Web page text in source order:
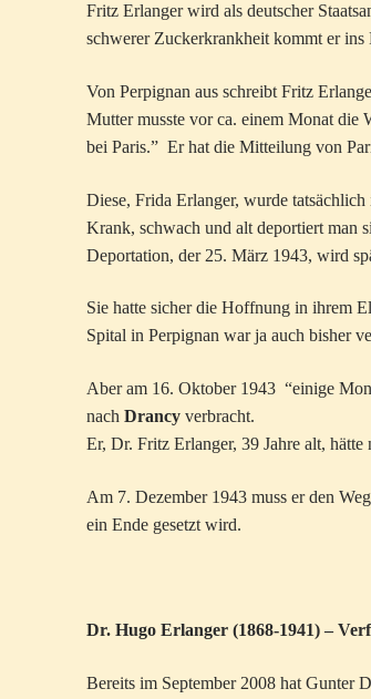
Fritz Erlanger wird als deutscher
schwerer Zuckerkrankheit kommt er ins
Von Perpignan aus schreibt Fritz
Mutter musste vor ca. einem Monat die
bei Paris.” Er hat die Mitteilung von
Diese, Frida Erlanger, wurde
Krank, schwach und alt deportiert man
Deportation, der 25. März 1943, wird
Sie hatte sicher die Hoffnung in ihrem
Spital in Perpignan war ja auch bisher
Aber am 16. Oktober 1943 “einige
nach Drancy verbracht.
Er, Dr. Fritz Erlanger, 39 Jahre alt,
Am 7. Dezember 1943 muss er den
ein Ende gesetzt wird.
Dr. Hugo Erlanger (1868-1941) –
Bereits im September 2008 hat Gunter